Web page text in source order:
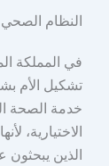
النظام
في المملكة
تشكيل الأم
الاختيارية،
الذين يبحثون